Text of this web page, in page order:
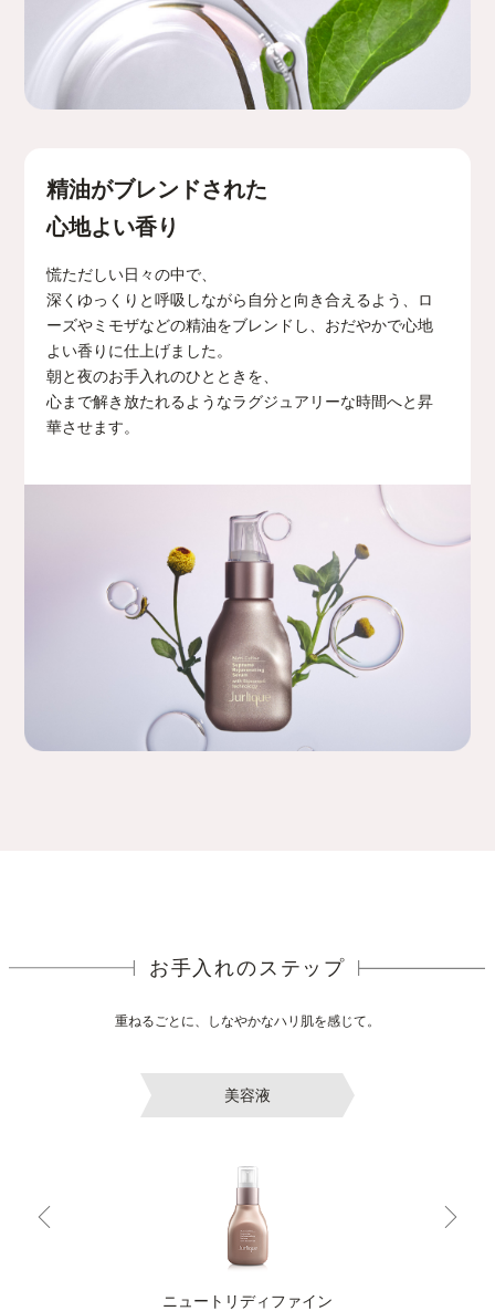
精油がブレンドされた
心地よい香り
慌ただしい日々の中で、
深くゆっくりと呼吸しながら自分と向き合えるよう、 ロ
ーズやミモザなどの精油をブレンドし、 おだやかで心地
よい香りに仕上げました。
朝と夜のお手入れのひとときを、
心まで解き放たれるようなラグジュアリーな時間へと昇
華させます。
お手入れのステップ
重ねるごとに、しなやかなハリ肌を感じて。
美容液
ニュートリディファイン